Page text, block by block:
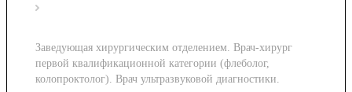
Заведующая хирургическим отделением. Врач-хирург
первой квалификационной категории (флеболог,
колопроктолог). Врач ультразвуковой диагностики.